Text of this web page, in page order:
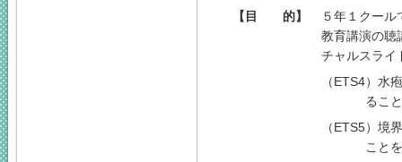
【目 的】
５年１クー
教育講演の聴
チャルスライ
（ETS4）水
るこ
（ETS5）境
こと